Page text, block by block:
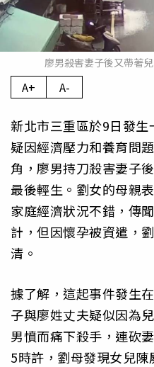
廖男殺害妻子後又帶著
A+ A-
新北市三重區於9日發
疑因經濟壓力和養育問
角，廖男持刀殺害妻子
最後輕生。劉女的母親
家庭經濟狀況不錯，傳
計，但因懷孕被資遣，
清。
據了解，這起事件發生
子與廖姓丈夫疑似因為
男憤而痛下殺手，連砍
5時許，劉母發現女兒